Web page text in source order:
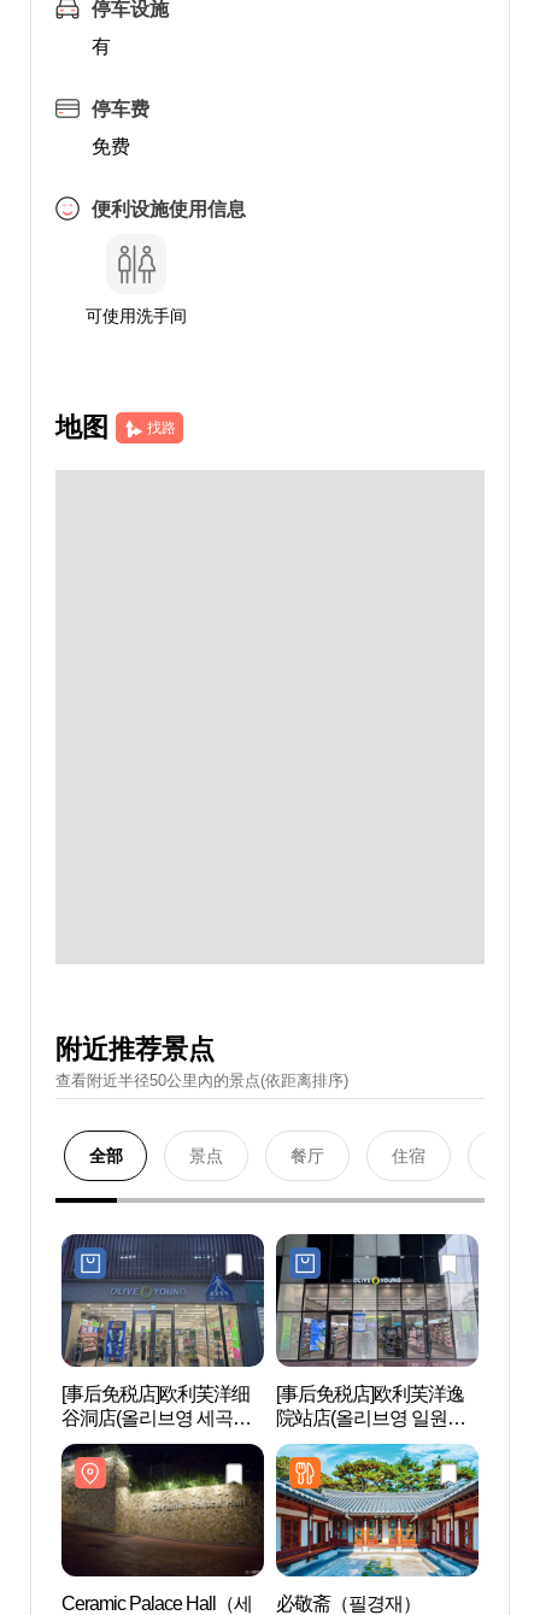
停车设施
有
停车费
免费
便利设施使用信息
可使用洗手间
地图 找路
附近推荐景点
查看附近半径50公里內的景点(依距离排序)
全部 景点 餐厅 住宿
[事后免税店]欧利芙洋细
谷洞店(올리브영 세곡동
점)
[事后免税店]欧利芙洋逸
院站店(올리브영 일원역
점)
Ceramic Palace Hall（세
必敬斋（필경재）